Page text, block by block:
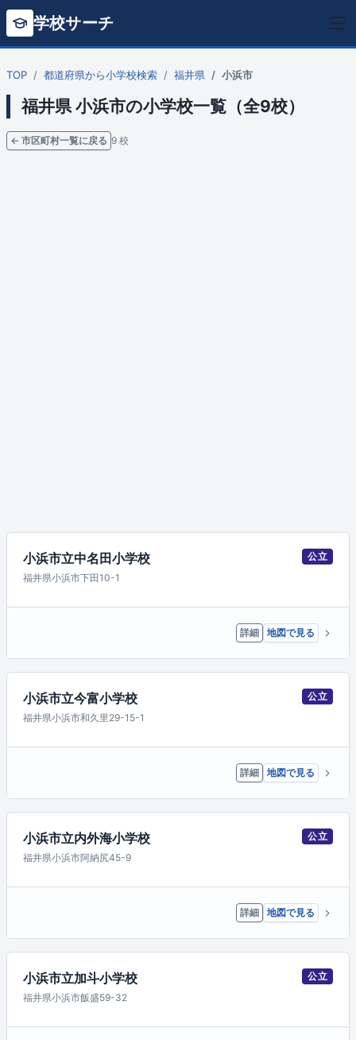
学校サーチ
TOP 都道府県から小学校検索 福井県 小浜市
福井県 小浜市の小学校一覧（全9校）
← 市区町村一覧に戻る 9 校
小浜市立中名田小学校
公立
福井県小浜市下田10-1
詳細 地図で見る
小浜市立今富小学校
公立
福井県小浜市和久里29-15-1
詳細 地図で見る
小浜市立内外海小学校
公立
福井県小浜市阿納尻45-9
詳細 地図で見る
小浜市立加斗小学校
公立
福井県小浜市飯盛59-32